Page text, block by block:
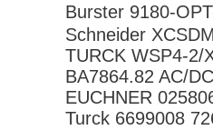
Burster 9180-
Schneider
TURCK WSP4-2/
BA7864.82 AC/
EUCHNER
Turck 6699008